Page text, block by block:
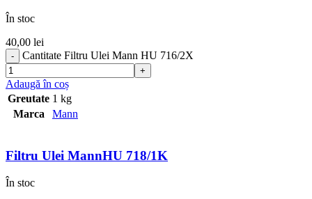
În stoc
40,00 lei
Cantitate Filtru Ulei Mann HU 716/2X
Adaugă în coș
Greutate 1 kg
Marca
Mann
Filtru Ulei MannHU 718/1K
În stoc